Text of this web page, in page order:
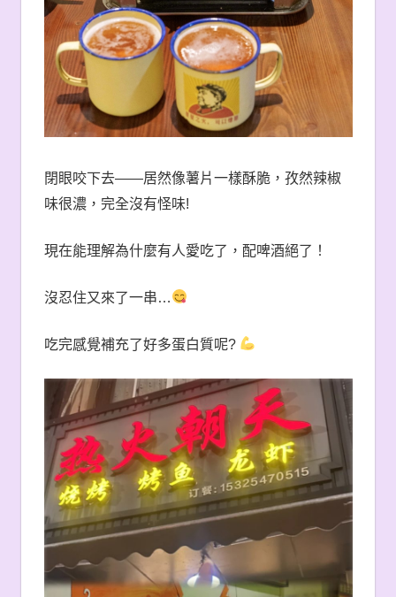
閉眼咬下去——居然像薯片一樣酥脆，孜然辣椒
味很濃，完全沒有怪味!
現在能理解為什麼有人愛吃了，配啤酒絕了！
沒忍住又來了一串…
吃完感覺補充了好多蛋白質呢?